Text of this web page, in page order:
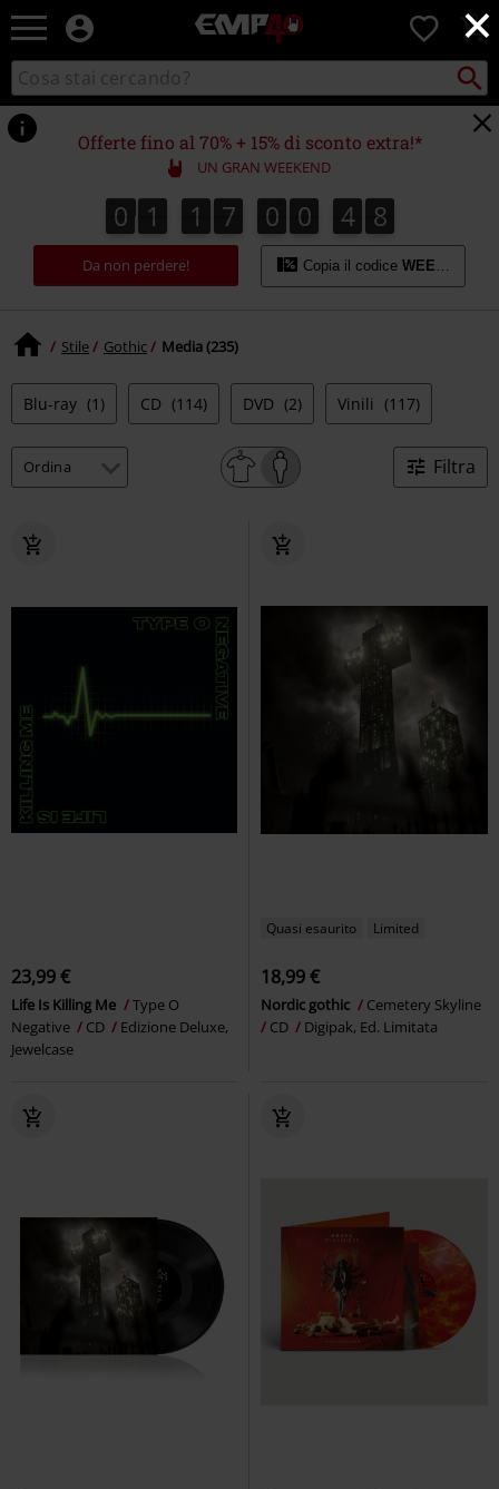
×
EMP
Musica,
Serie
TV
&
Videogame
merch
Abbigliamento
Alternativo
0
Cerca
nel
catalogo
Cerca
Punto
di
ritiro
Offerte fino al 70% + 15% di sconto extra!*
UN GRAN WEEKEND
0
0 1
1 1
1 7
7 0
0 0
0 4
5
4 6
7
6
Da non perdere! Copia il codice WEEKEND
Stile Gothic Media (235)
Blu-ray (1) CD (114) DVD (2) Vinili (117)
Filtra
23,99 €
Life Is Killing Me
Type O
Negative
CD
Edizione Deluxe,
Jewelcase
Quasi esaurito Limited
18,99 €
Nordic gothic
Cemetery Skyline
CD
Digipak, Ed. Limitata